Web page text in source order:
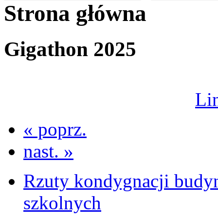
Strona główna
Gigathon 2025
« poprz.
nast. »
Rzuty kondygnacji
szkolnych